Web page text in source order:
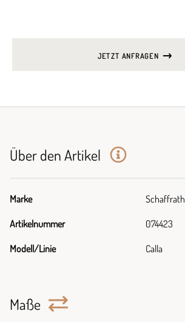
JETZT ANFRAGEN
Über den Artikel
Marke Schaffrath
Artikelnummer 074423
Modell/Linie Calla
Maße